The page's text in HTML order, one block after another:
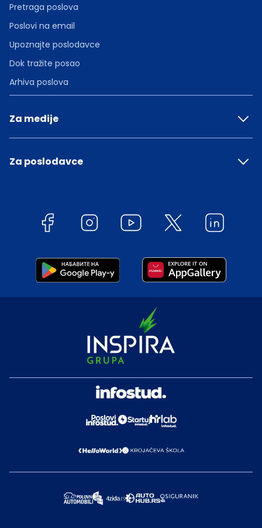
Pretraga poslova
Poslovi na email
Upoznajte poslodavce
Dok tražite posao
Arhiva poslova
Za medije
Za poslodavce